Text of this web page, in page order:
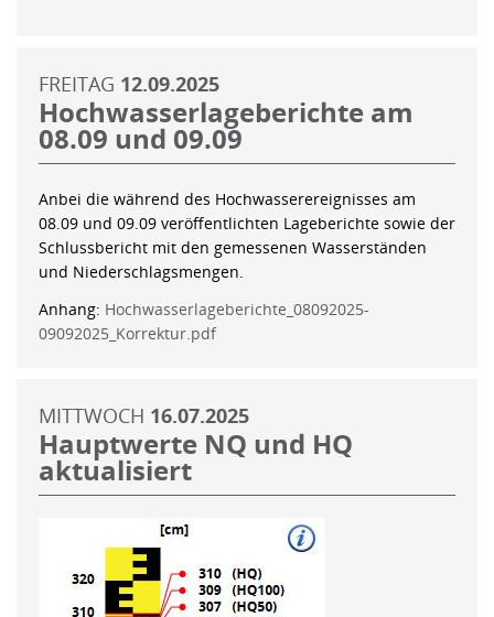
FREITAG 12.09.2025
Hochwasserlageberichte am
08.09 und 09.09
Anbei die während des Hochwasserereignisses am
08.09 und 09.09 veröffentlichten Lageberichte sowie der
Schlussbericht mit den gemessenen Wasserständen
und Niederschlagsmengen.
Anhang: Hochwasserlageberichte_08092025-
09092025_Korrektur.pdf
MITTWOCH 16.07.2025
Hauptwerte NQ und HQ
aktualisiert